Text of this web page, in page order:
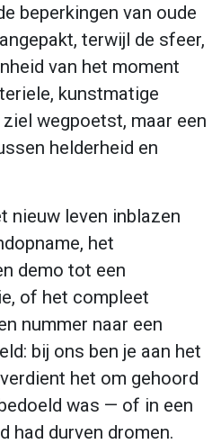
beperkingen van oude
terwijl de sfeer,
van het moment
kunstmatige
wegpoetst, maar een
helderheid en
nieuw leven inblazen
het
demo tot een
of het compleet
nummer naar een
bij ons ben je aan het
het om gehoord
was — of in een
had durven dromen.